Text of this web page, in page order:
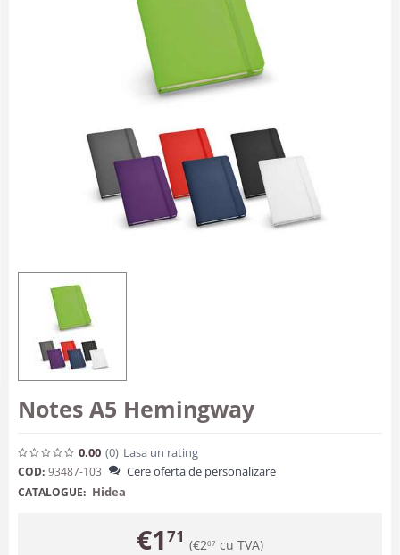
Notes A5 Hemingway
0.00 (0) Lasa un rating
COD: 93487-103 Cere oferta de personalizare
CATALOGUE: Hidea
€171 (€207 cu TVA)